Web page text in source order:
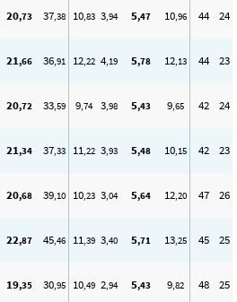
20,73 37,38 10,83 3,94 5,47 10,96 44 24
21,66 36,91 12,22 4,19 5,78 12,13 44 23
20,72 33,59 9,74 3,98 5,43 9,65 42 24
21,34 37,33 11,22 3,93 5,48 10,15 42 23
20,68 39,10 10,23 3,04 5,64 12,20 47 26
22,87 45,46 11,39 3,40 5,71 13,25 45 25
19,35 30,95 10,49 2,94 5,43 9,82 48 25